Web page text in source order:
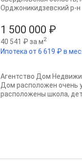
1 500 000 ₽
40 541 ₽ за м2
Ипотека от 6 619 ₽ в
Орджоникидзевский р-н
Агентство Дом
Дом расположен очень
расположены школа,